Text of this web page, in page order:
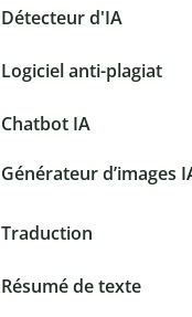
Détecteur d'IA
Logiciel anti-plagiat
Chatbot IA
Générateur d’images
Traduction
Résumé de texte